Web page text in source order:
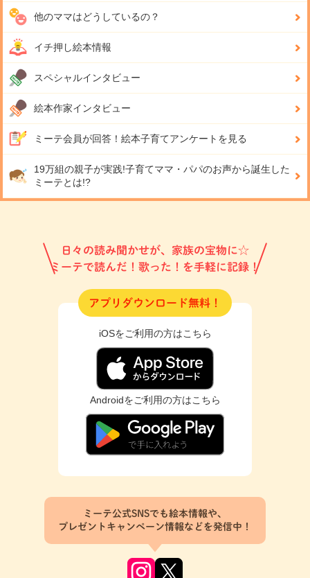
他のママはどうしているの？
イチ押し絵本情報
スペシャルインタビュー
絵本作家インタビュー
ミーテ会員が回答！ 絵本子育てアンケートを見る
19万組の親子が実践!子育てママ・パパのお声から誕生した
ミーテとは!?
日々の読み聞かせが、家族の宝物に☆
ミーテで読んだ！歌った！を手軽に記録！
アプリダウンロード無料！
iOSをご利用の方はこちら
Androidをご利用の方はこちら
ミーテ公式SNSでも絵本情報や、
プレゼントキャンペーン情報などを発信中！